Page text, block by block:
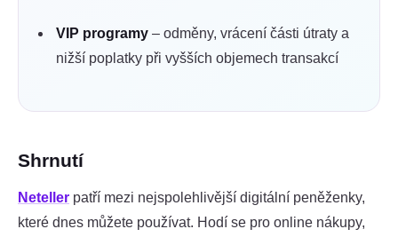
VIP programy – odměny, vrácení části útraty a
nižší poplatky při vyšších objemech transakcí
Shrnutí
Neteller patří mezi nejspolehlivější digitální peněženky,
které dnes můžete používat. Hodí se pro online nákupy,